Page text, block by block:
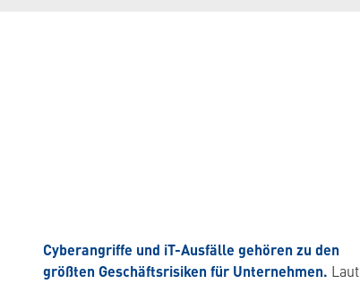
Cyberangriffe und iT-Ausfälle gehören zu den
größten Geschäftsrisiken für Unternehmen. Laut